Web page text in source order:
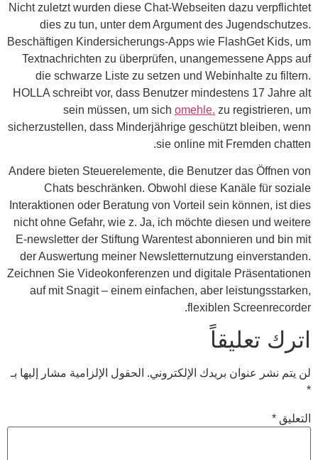
Nicht zuletzt wurden diese Chat-Webseiten dazu verpflichtet
dies zu tun, unter dem Argument des Jugendschutzes.
Beschäftigen Kindersicherungs-Apps wie FlashGet Kids, um
Textnachrichten zu überprüfen, unangemessene Apps auf
die schwarze Liste zu setzen und Webinhalte zu filtern.
HOLLA schreibt vor, dass Benutzer mindestens 17 Jahre alt
sein müssen, um sich omehle. zu registrieren, um
sicherzustellen, dass Minderjährige geschützt bleiben, wenn
sie online mit Fremden chatten.
Andere bieten Steuerelemente, die Benutzer das Öffnen von
Chats beschränken. Obwohl diese Kanäle für soziale
Interaktionen oder Beratung von Vorteil sein können, ist dies
nicht ohne Gefahr, wie z. Ja, ich möchte diesen und weitere
E-newsletter der Stiftung Warentest abonnieren und bin mit
der Auswertung meiner Newsletternutzung einverstanden.
Zeichnen Sie Videokonferenzen und digitale Präsentationen
auf mit Snagit – einem einfachen, aber leistungsstarken,
flexiblen Screenrecorder.
اترك تعليقاً
لن يتم نشر عنوان بريدك الإلكتروني. الحقول الإلزامية مشار إليها بـ
*
التعليق *